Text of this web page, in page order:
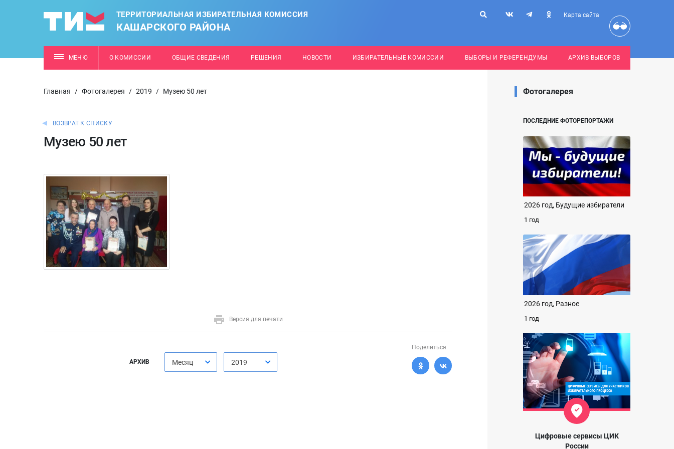
ТЕРРИТОРИАЛЬНАЯ ИЗБИРАТЕЛЬНАЯ КОМИССИЯ
КАШАРСКОГО РАЙОНА
Карта сайта
МЕНЮ О КОМИССИИ ОБЩИЕ СВЕДЕНИЯ РЕШЕНИЯ НОВОСТИ ИЗБИРАТЕЛЬНЫЕ КОМИССИИ ВЫБОРЫ И РЕФЕРЕНДУМЫ АРХИВ ВЫБОРОВ
Главная / Фотогалерея / 2019 / Музею 50 лет
ВОЗВРАТ К СПИСКУ
Музею 50 лет
Версия для печати
АРХИВ Месяц 2019
Поделиться
Фотогалерея
ПОСЛЕДНИЕ ФОТОРЕПОРТАЖИ
2026 год, Будущие избиратели
1 год
2026 год, Разное
1 год
Цифровые сервисы ЦИК
России